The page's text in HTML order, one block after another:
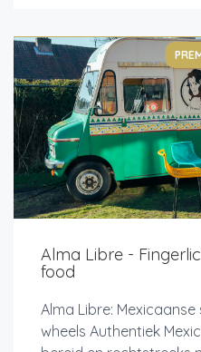
Alma Libre -
food
Alma Libre:
wheels Authentiek